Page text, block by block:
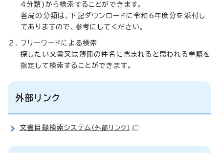
4分類)から検索することができます。
各局の分類は、下記ダウンロードに令和6年度分を添付し
てありますので、参考にしてください。
フリーワードによる検索
探したい文書又は簿冊の件名に含まれると思われる単語を
指定して検索することができます。
外部リンク
文書目録検索システム （外部リンク）